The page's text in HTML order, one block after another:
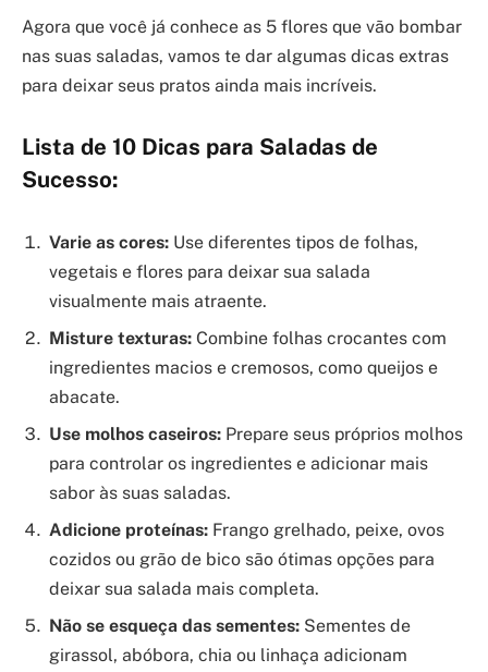
Agora que você já conhece as 5 flores que vão bombar
nas suas saladas, vamos te dar algumas dicas extras
para deixar seus pratos ainda mais incríveis.
Lista de 10 Dicas para Saladas de
Sucesso:
Varie as cores: Use diferentes tipos de folhas,
vegetais e flores para deixar sua salada
visualmente mais atraente.
Misture texturas: Combine folhas crocantes com
ingredientes macios e cremosos, como queijos e
abacate.
Use molhos caseiros: Prepare seus próprios molhos
para controlar os ingredientes e adicionar mais
sabor às suas saladas.
Adicione proteínas: Frango grelhado, peixe, ovos
cozidos ou grão de bico são ótimas opções para
deixar sua salada mais completa.
Não se esqueça das sementes: Sementes de
girassol, abóbora, chia ou linhaça adicionam